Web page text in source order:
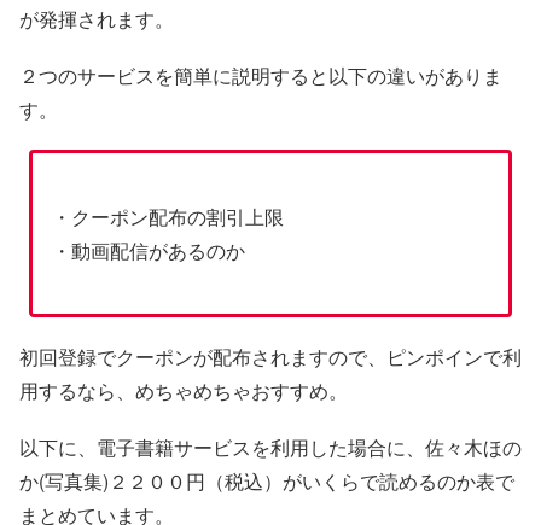
が発揮されます。
２つのサービスを簡単に説明すると以下の違いがありま
す。
・クーポン配布の割引上限
・動画配信があるのか
初回登録でクーポンが配布されますので、ピンポインで利
用するなら、めちゃめちゃおすすめ。
以下に、電子書籍サービスを利用した場合に、佐々木ほの
か(写真集)２２００円（税込）がいくらで読めるのか表で
まとめています。